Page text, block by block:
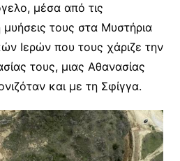
μέσα από τις
τους στα Μυστήρια
Ιερών που τους χάριζε την
τους, μιας Αθανασίας
και με τη Σφίγγα.